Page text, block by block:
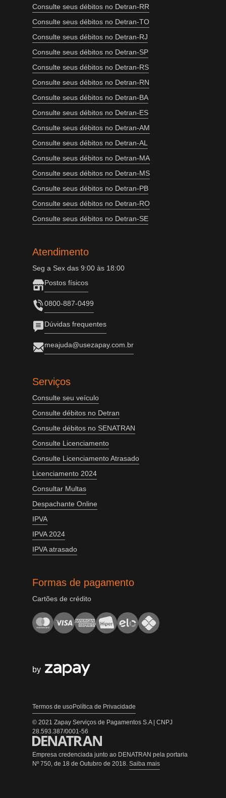
Consulte seus débitos no Detran-RR
Consulte seus débitos no Detran-TO
Consulte seus débitos no Detran-RJ
Consulte seus débitos no Detran-SP
Consulte seus débitos no Detran-RS
Consulte seus débitos no Detran-RN
Consulte seus débitos no Detran-BA
Consulte seus débitos no Detran-ES
Consulte seus débitos no Detran-AM
Consulte seus débitos no Detran-AL
Consulte seus débitos no Detran-MA
Consulte seus débitos no Detran-MS
Consulte seus débitos no Detran-PB
Consulte seus débitos no Detran-RO
Consulte seus débitos no Detran-SE
Atendimento
Seg a Sex das 9:00 às 18:00
Postos físicos
0800-887-0499
Dúvidas frequentes
meajuda@usezapay.com.br
Serviços
Consulte seu veículo
Consulte débitos no Detran
Consulte débitos no SENATRAN
Consulte Licenciamento
Consulte Licenciamento Atrasado
Licenciamento 2024
Consultar Multas
Despachante Online
IPVA
IPVA 2024
IPVA atrasado
Formas de pagamento
Cartões de crédito
by
Empresa credenciada junto ao DENATRAN pela portaria
Nº 750, de 18 de Outubro de 2018. Saiba mais
Termos de usoPolítica de Privacidade
© 2021 Zapay Serviços de Pagamentos S.A | CNPJ
28.593.387/0001-56